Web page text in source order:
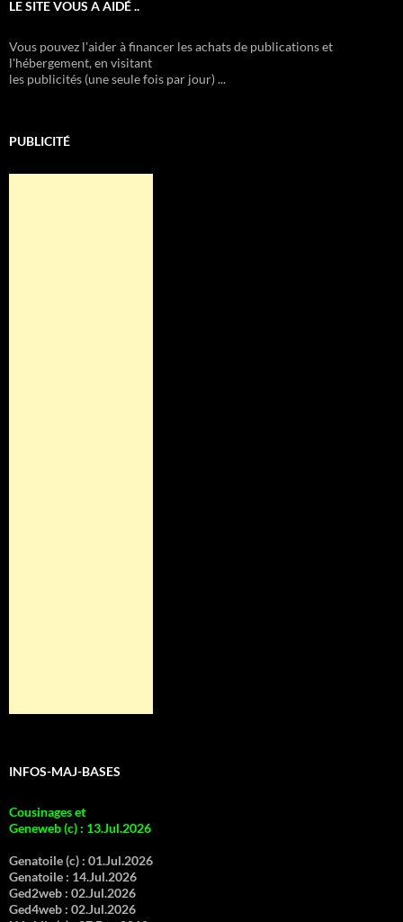
LE SITE VOUS A AIDÉ ..
Vous pouvez l'aider à financer les achats de publications et
l'hébergement, en visitant
les publicités (une seule fois par jour) ...
PUBLICITÉ
INFOS-MAJ-BASES
Cousinages et
Geneweb (c) : 13.Jul.2026
Genatoile (c) : 01.Jul.2026
Genatoile : 14.Jul.2026
Ged2web : 02.Jul.2026
Ged4web : 02.Jul.2026